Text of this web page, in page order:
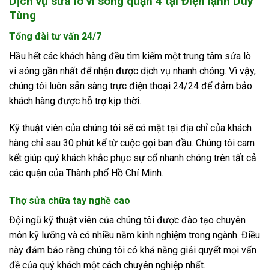
Tùng
Tổng đài tư vấn 24/7
Hầu hết các khách hàng đều tìm kiếm một trung tâm sửa lò
vi sóng gần nhất để nhận được dịch vụ nhanh chóng. Vì vậy,
chúng tôi luôn sẵn sàng trực điện thoại 24/24 để đảm bảo
khách hàng được hỗ trợ kịp thời.
Kỹ thuật viên của chúng tôi sẽ có mặt tại địa chỉ của khách
hàng chỉ sau 30 phút kể từ cuộc gọi ban đầu. Chúng tôi cam
kết giúp quý khách khắc phục sự cố nhanh chóng trên tất cả
các quận của Thành phố Hồ Chí Minh.
Thợ sửa chữa tay nghề cao
Đội ngũ kỹ thuật viên của chúng tôi được đào tạo chuyên
môn kỹ lưỡng và có nhiều năm kinh nghiệm trong ngành. Điều
này đảm bảo rằng chúng tôi có khả năng giải quyết mọi vấn
đề của quý khách một cách chuyên nghiệp nhất.